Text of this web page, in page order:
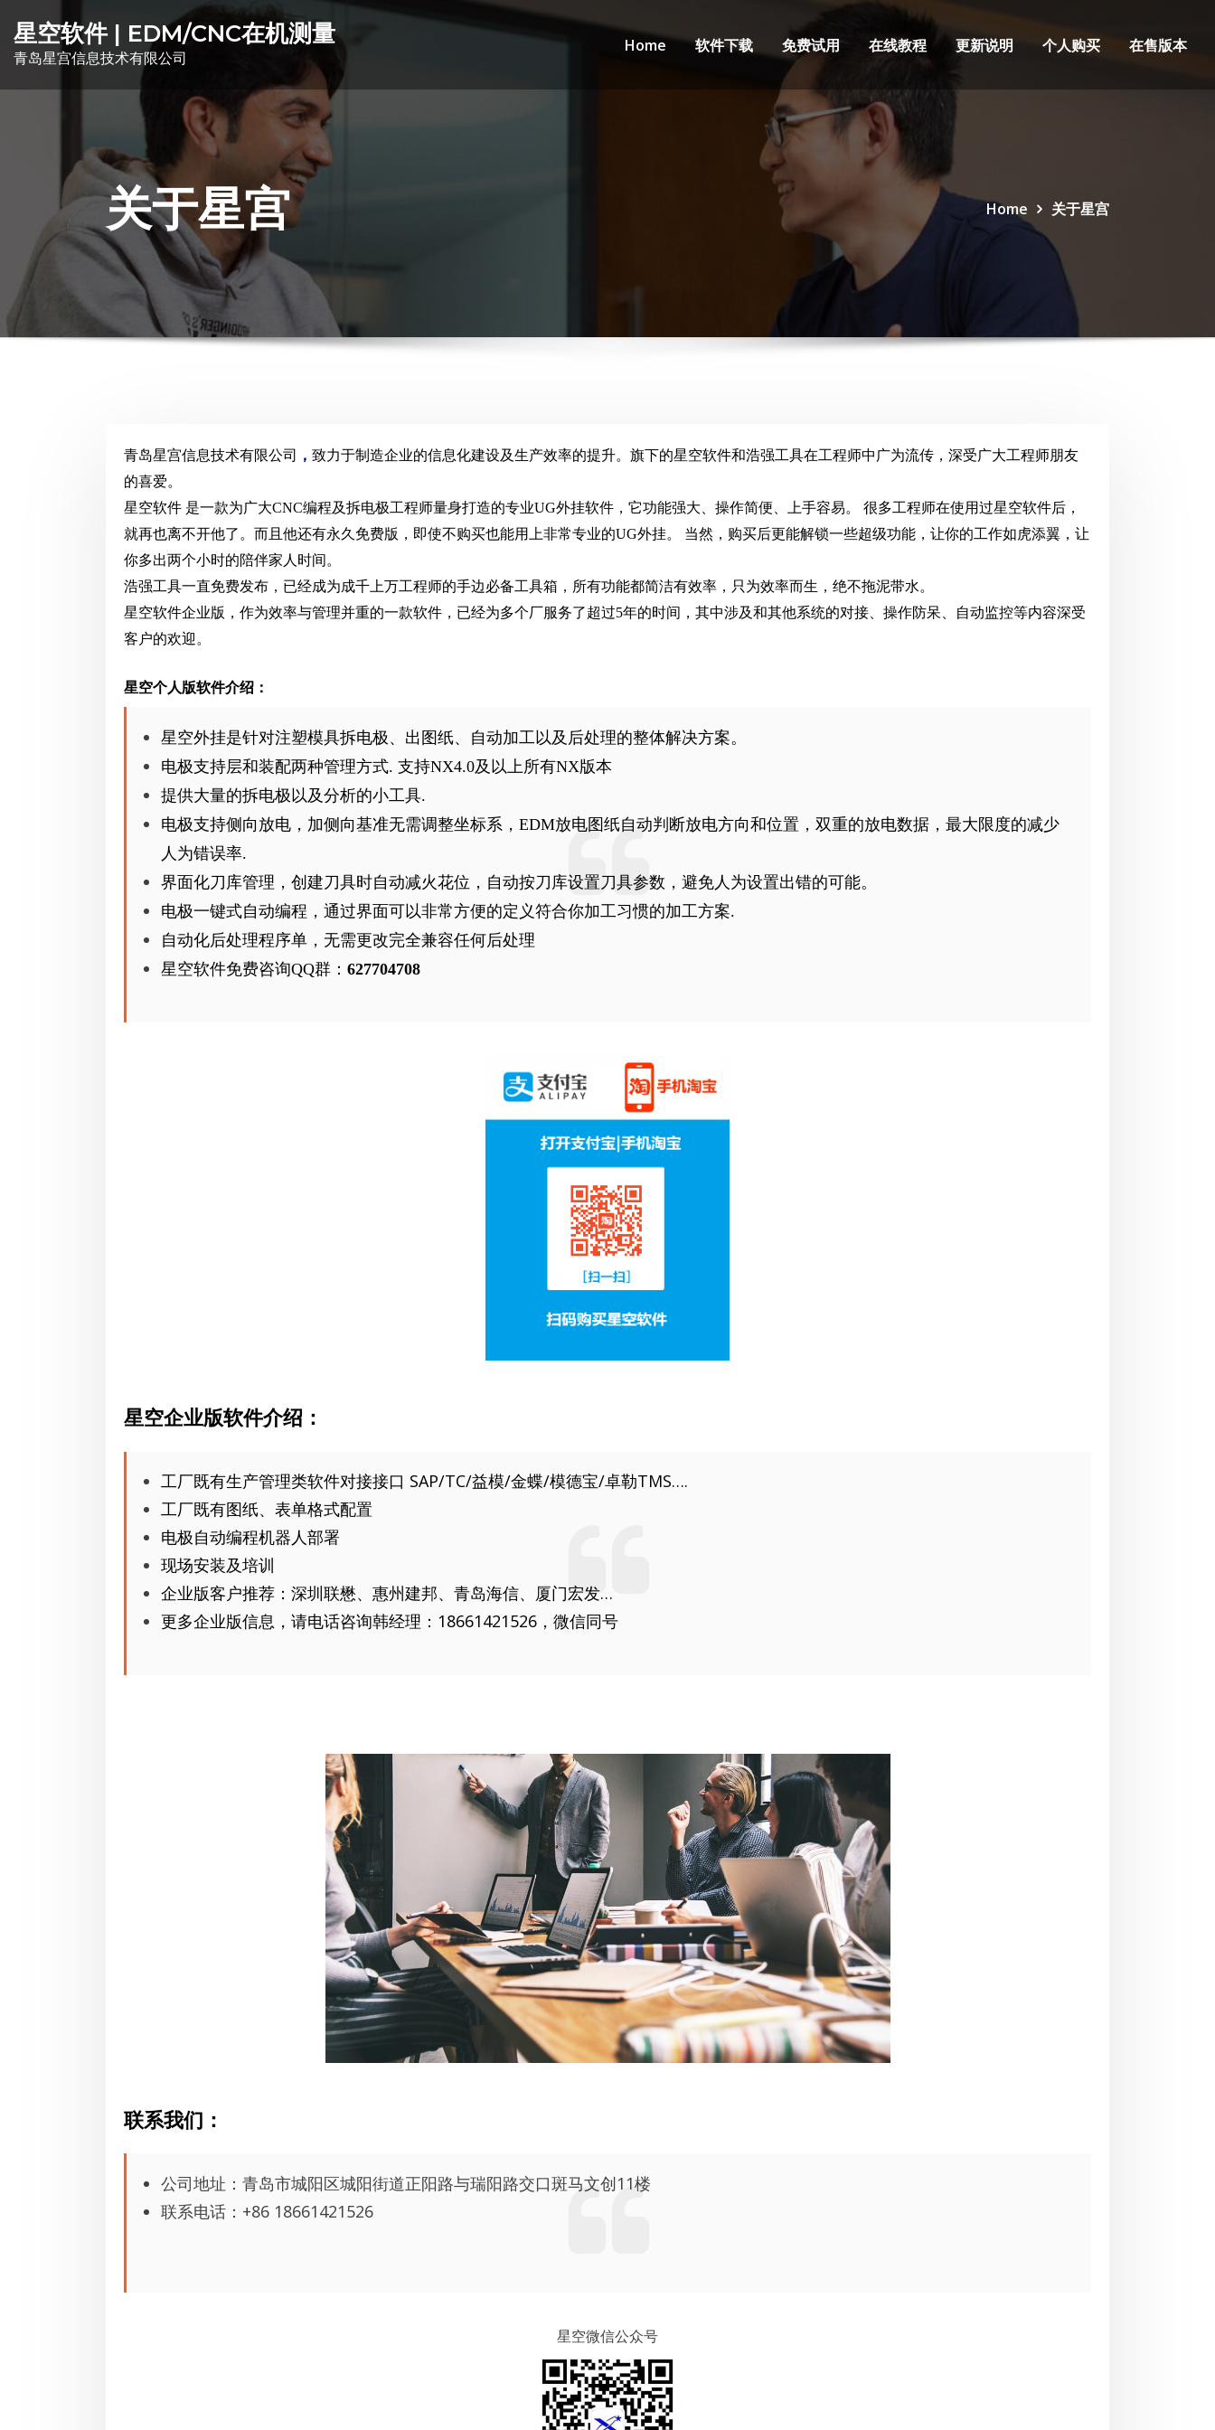
星空软件 | EDM/CNC在机测量
青岛星宫信息技术有限公司
Home 软件下载 免费试用 在线教程 更新说明 个人购买 在售版本
关于星宫 Home 关于星宫
青岛星宫信息技术有限公司 ， 致力于制造企业的信息化建设及生产效率的提升。旗下的星空软件和浩强工具在工程师中广为流传，深受广大工程师朋友
的喜爱。
星空软件 是一款为广大CNC编程及拆电极工程师量身打造的专业UG外挂软件，它功能强大、操作简便、上手容易。 很多工程师在使用过星空软件后，
就再也离不开他了。而且他还有永久免费版，即使不购买也能用上非常专业的UG外挂。 当然，购买后更能解锁一些超级功能，让你的工作如虎添翼，让
你多出两个小时的陪伴家人时间。
浩强工具一直免费发布，已经成为成千上万工程师的手边必备工具箱，所有功能都简洁有效率，只为效率而生，绝不拖泥带水。
星空软件企业版，作为效率与管理并重的一款软件，已经为多个厂服务了超过5年的时间，其中涉及和其他系统的对接、操作防呆、自动监控等内容深受
客户的欢迎。
星空个人版软件介绍：
星空外挂是针对注塑模具拆电极、出图纸、自动加工以及后处理的整体解决方案。
电极支持层和装配两种管理方式. 支持NX4.0及以上所有NX版本
提供大量的拆电极以及分析的小工具.
电极支持侧向放电，加侧向基准无需调整坐标系，EDM放电图纸自动判断放电方向和位置，双重的放电数据，最大限度的减少
人为错误率.
界面化刀库管理，创建刀具时自动减火花位，自动按刀库设置刀具参数，避免人为设置出错的可能。
电极一键式自动编程，通过界面可以非常方便的定义符合你加工习惯的加工方案.
自动化后处理程序单，无需更改完全兼容任何后处理
星空软件免费咨询QQ群： 627704708
星空企业版软件介绍：
工厂既有生产管理类软件对接接口 SAP/TC/益模/金蝶/模德宝/卓勒TMS….
工厂既有图纸、表单格式配置
电极自动编程机器人部署
现场安装及培训
企业版客户推荐：深圳联懋、惠州建邦、青岛海信、厦门宏发…
更多企业版信息，请电话咨询韩经理：18661421526，微信同号
联系我们：
公司地址：青岛市城阳区城阳街道正阳路与瑞阳路交口斑马文创11楼
联系电话：+86 18661421526
星空微信公众号